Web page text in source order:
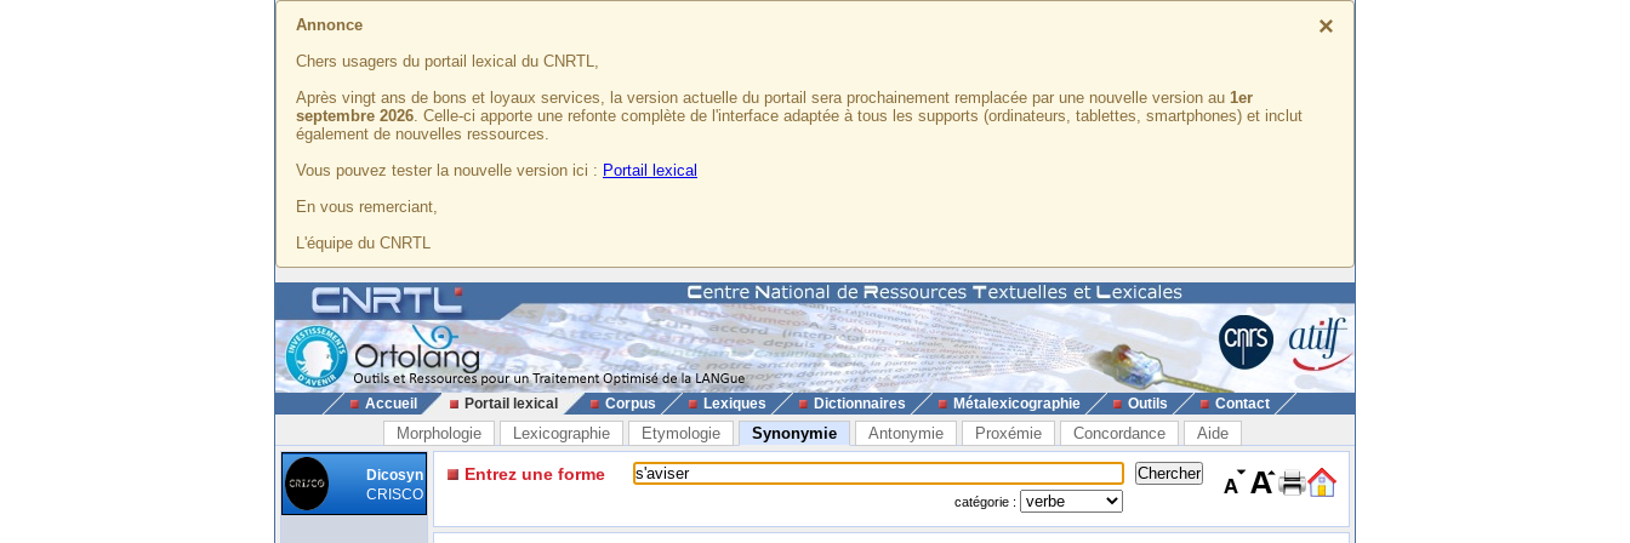
×
Annonce
Chers usagers du portail lexical du CNRTL,
Après vingt ans de bons et loyaux services, la version actuelle du portail sera prochainement remplacée par une nouvelle version au 1er
septembre 2026. Celle-ci apporte une refonte complète de l'interface adaptée à tous les supports (ordinateurs, tablettes, smartphones) et inclut
également de nouvelles ressources.
Vous pouvez tester la nouvelle version ici : Portail lexical
En vous remerciant,
L'équipe du CNRTL
Accueil Portail lexical Corpus Lexiques Dictionnaires Métalexicographie Outils Contact
Morphologie Lexicographie Etymologie Synonymie Antonymie Proxémie Concordance Aide
Dicosyn
CRISCO
Entrez une forme
catégorie :